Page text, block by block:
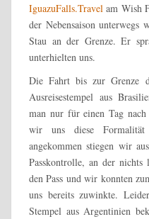
IguazuFalls.Travel am Wish
der Nebensaison unterwegs
Stau an der Grenze. Er
unterhielten uns.
Die Fahrt bis zur Grenze
Ausreisestempel aus
man nur für einen Tag
wir uns diese
angekommen stiegen wir
Passkontrolle, an der
den Pass und wir konnten
uns bereits zuwinkte.
Stempel aus Argentinien